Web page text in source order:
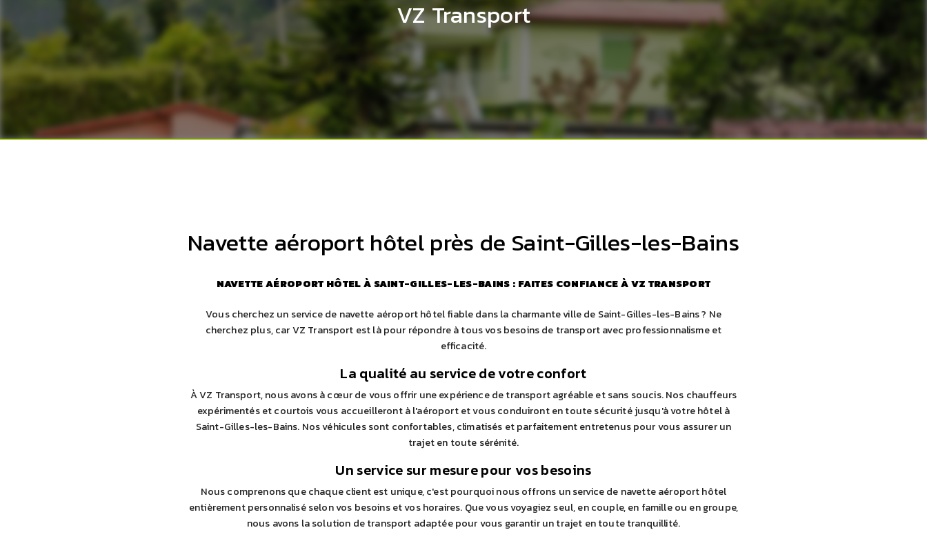
VZ Transport
Navette aéroport hôtel près de Saint-Gilles-les-Bains
NAVETTE AÉROPORT HÔTEL À SAINT-GILLES-LES-BAINS : FAITES CONFIANCE À VZ TRANSPORT
Vous cherchez un service de navette aéroport hôtel fiable dans la charmante ville de Saint-Gilles-les-Bains ? Ne
cherchez plus, car VZ Transport est là pour répondre à tous vos besoins de transport avec professionnalisme et
efficacité.
La qualité au service de votre confort
À VZ Transport, nous avons à cœur de vous offrir une expérience de transport agréable et sans soucis. Nos chauffeurs
expérimentés et courtois vous accueilleront à l'aéroport et vous conduiront en toute sécurité jusqu'à votre hôtel à
Saint-Gilles-les-Bains. Nos véhicules sont confortables, climatisés et parfaitement entretenus pour vous assurer un
trajet en toute sérénité.
Un service sur mesure pour vos besoins
Nous comprenons que chaque client est unique, c'est pourquoi nous offrons un service de navette aéroport hôtel
entièrement personnalisé selon vos besoins et vos horaires. Que vous voyagiez seul, en couple, en famille ou en groupe,
nous avons la solution de transport adaptée pour vous garantir un trajet en toute tranquillité.